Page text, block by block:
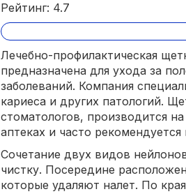
Рейтинг: 4.7
Лечебно-профилактическая
предназначена для ухода за
заболеваний. Компания
кариеса и других патологий.
стоматологов, производится
аптеках и часто рекомендуется
Сочетание двух видов
чистку. Посередине
которые удаляют налет. По